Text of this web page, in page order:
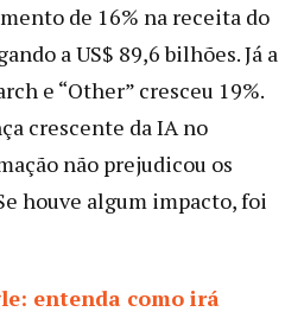
de 16% na receita do
a US$ 89,6 bilhões. Já a
e “Other” cresceu 19%.
crescente da IA no
não prejudicou os
houve algum impacto, foi
entenda como irá